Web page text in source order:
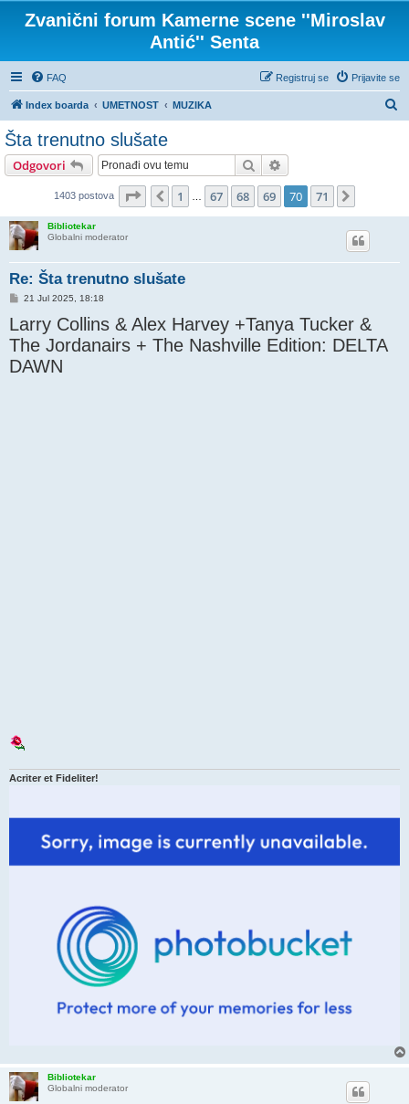
Zvanični forum Kamerne scene ''Miroslav
Antić'' Senta
FAQ Prijavite se
Registruj se
Index boarda UMETNOST MUZIKA
Šta trenutno slušate
Odgovori Pretraga
1403 postova Stranica 70 od 71
Prethodni
1 67 68 69 70 71
Bibliotekar
Globalni moderator
Re: Šta trenutno slušate
P
s
t
21 Jul 2025, 18:18
Larry Collins & Alex Harvey +Tanya Tucker &
The Jordanairs + The Nashville Edition: DELTA
DAWN
Acriter et Fideliter!
Bibliotekar
Globalni moderator